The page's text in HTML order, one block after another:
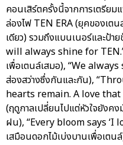
คอนเสิร์ตครั้งนี้จากการเตรียม
ล่องไฟ TEN ERA (ยุคของเต
เดียว) รวมถึงแบนเนอร์และป้
will always shine for TEN.”
เพื่อเตนล์เสมอ), “We
ส่องสว่างซึ่งกันและกัน),
hearts remain. A love
(ฤดูกาลเปลี่ยนไปแต่หัวใจยังค
ฝน), “Every bloom says ‘I
เสมือนดอกไม้เบ่งบานเพื่อเตน